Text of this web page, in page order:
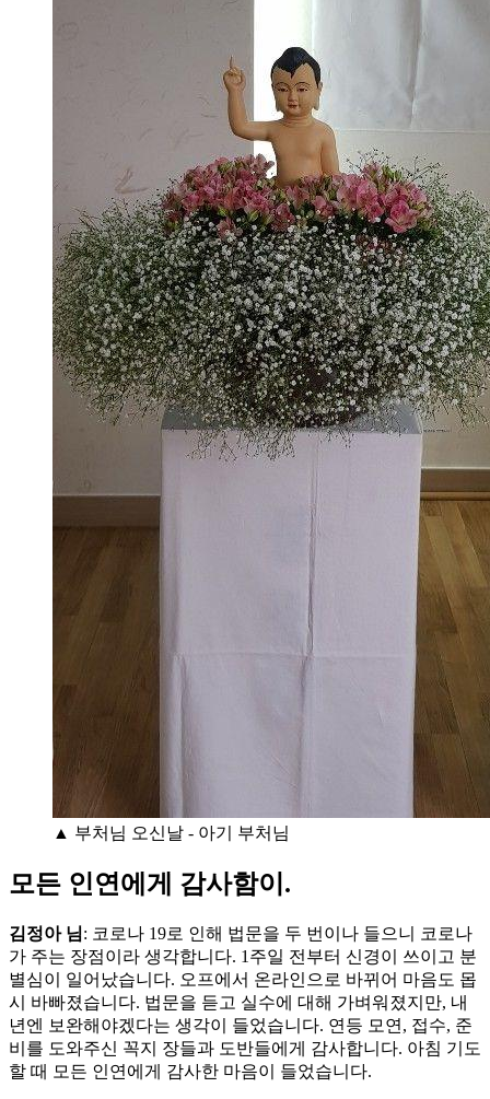
▲ 부처님 오신날 - 아기 부처님
모든 인연에게 감사함이.
김정아 님: 코로나 19로 인해 법문을 두 번이나 들으니 코로나
가 주는 장점이라 생각합니다. 1주일 전부터 신경이 쓰이고 분
별심이 일어났습니다. 오프에서 온라인으로 바뀌어 마음도 몹
시 바빠졌습니다. 법문을 듣고 실수에 대해 가벼워졌지만, 내
년엔 보완해야겠다는 생각이 들었습니다. 연등 모연, 접수, 준
비를 도와주신 꼭지 장들과 도반들에게 감사합니다. 아침 기도
할 때 모든 인연에게 감사한 마음이 들었습니다.